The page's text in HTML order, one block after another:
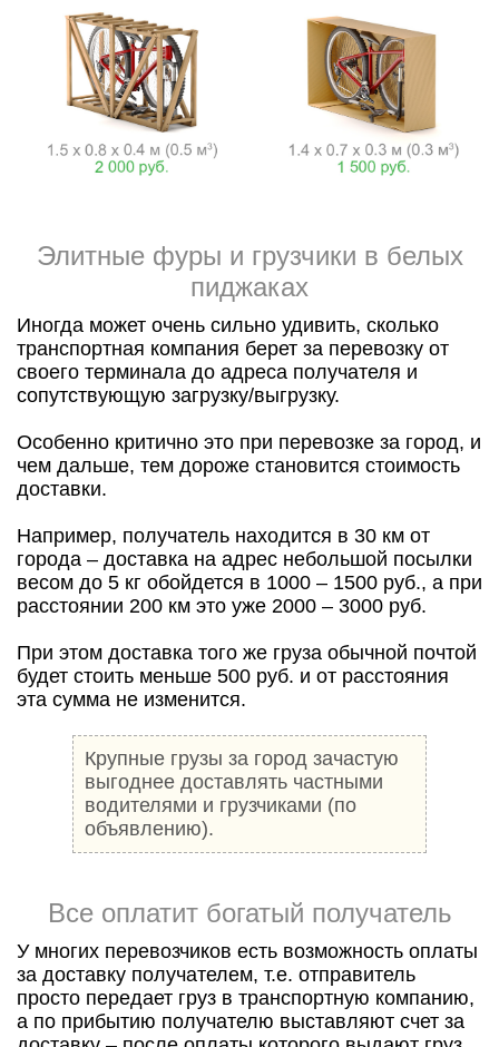
Элитные фуры и грузчики в белых
пиджаках
Иногда может очень сильно удивить, сколько
транспортная компания берет за перевозку от
своего терминала до адреса получателя и
сопутствующую загрузку/выгрузку.
Особенно критично это при перевозке за город, и
чем дальше, тем дороже становится стоимость
доставки.
Например, получатель находится в 30 км от
города – доставка на адрес небольшой посылки
весом до 5 кг обойдется в 1000 – 1500 руб., а при
расстоянии 200 км это уже 2000 – 3000 руб.
При этом доставка того же груза обычной почтой
будет стоить меньше 500 руб. и от расстояния
эта сумма не изменится.
Крупные грузы за город зачастую
выгоднее доставлять частными
водителями и грузчиками (по
объявлению).
Все оплатит богатый получатель
У многих перевозчиков есть возможность оплаты
за доставку получателем, т.е. отправитель
просто передает груз в транспортную компанию,
а по прибытию получателю выставляют счет за